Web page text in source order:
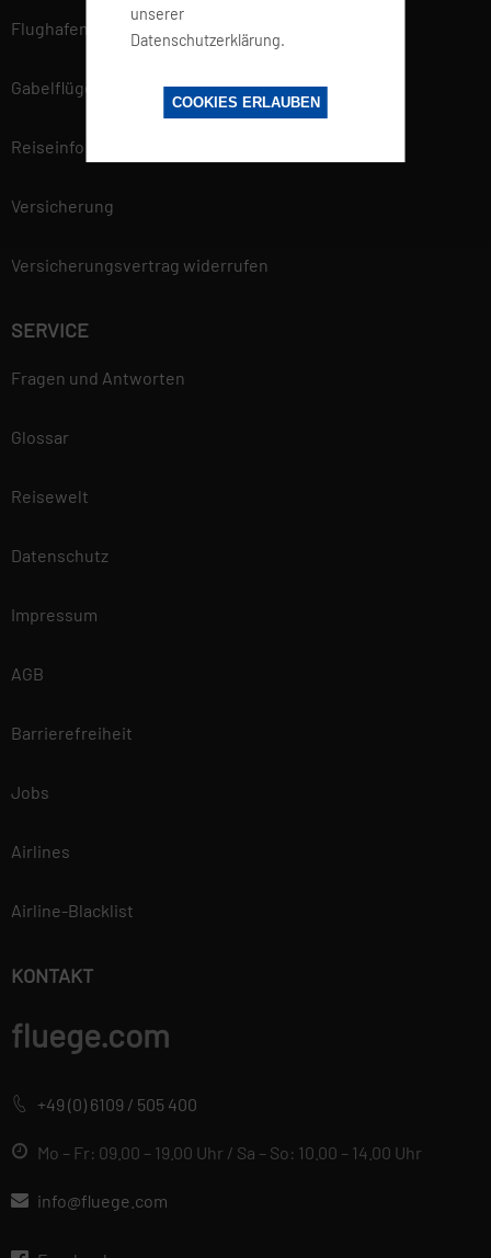
unserer
Datenschutzerklärung.
COOKIES ERLAUBEN
Flughafen Informationen
Gabelflüge
Reiseinfo
Versicherung
Versicherungsvertrag widerrufen
SERVICE
Fragen und Antworten
Glossar
Reisewelt
Datenschutz
Impressum
AGB
Barrierefreiheit
Jobs
Airlines
Airline-Blacklist
KONTAKT
fluege.com
+49 (0) 6109 / 505 400
Mo – Fr: 09.00 – 19.00 Uhr / Sa – So: 10.00 – 14.00 Uhr
info@fluege.com